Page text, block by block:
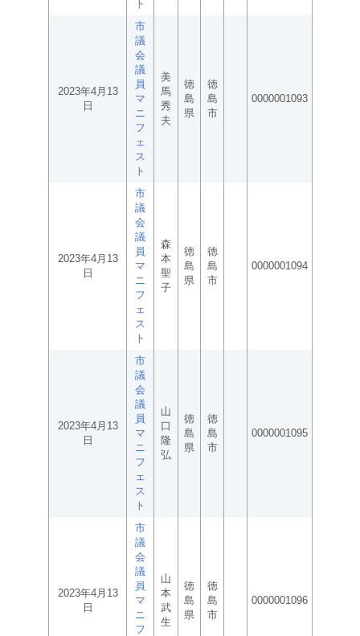
ト
2023年4月13
日
市
議
会
議
員
マ
ニ
フ
ェ
ス
ト
美
馬
秀
夫
徳
島
県
徳
島
市
0000001093
2023年4月13
日
市
議
会
議
員
マ
ニ
フ
ェ
ス
ト
森
本
聖
子
徳
島
県
徳
島
市
0000001094
2023年4月13
日
市
議
会
議
員
マ
ニ
フ
ェ
ス
ト
山
口
隆
弘
徳
島
県
徳
島
市
0000001095
2023年4月13
日
市
議
会
議
員
マ
ニ
フ
山
本
武
生
徳
島
県
徳
島
市
0000001096